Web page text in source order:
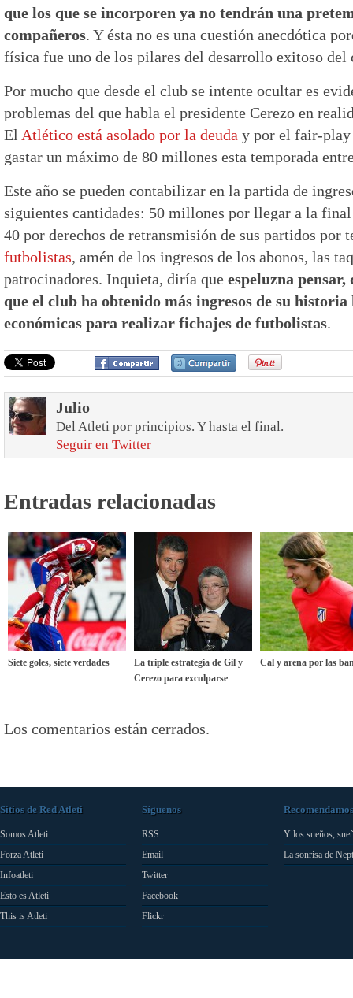
que los que se incorporen ya no tendrán una
compañeros. Y ésta no es una cuestión anecdótica
física fue uno de los pilares del desarrollo exitoso del
Por mucho que desde el club se intente ocultar es
problemas del que habla el presidente Cerezo en
El Atlético está asolado por la deuda y por el fair-
gastar un máximo de 80 millones esta temporada
Este año se pueden contabilizar en la partida de
siguientes cantidades: 50 millones por llegar a la
40 por derechos de retransmisión de sus partidos por
futbolistas, amén de los ingresos de los abonos, las
patrocinadores. Inquieta, diría que espeluzna
que el club ha obtenido más ingresos de su
económicas para realizar fichajes de futbolistas.
Julio
Del Atleti por principios. Y hasta el final.
Seguir en Twitter
Entradas relacionadas
Siete goles, siete verdades
La triple estrategia de Gil y
Cerezo para exculparse
Cal y arena por las
Los comentarios están cerrados.
Sitios de Red Atleti
Somos Atleti
Forza Atleti
Infoatleti
Esto es Atleti
This is Atleti
Síguenos
RSS
Email
Twitter
Facebook
Flickr
Recomendamos
Y los sueños,
La sonrisa de